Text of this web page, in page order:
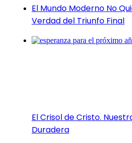
El Mundo Moderno No
Verdad del Triunfo Final
El Crisol de Cristo.
Duradera